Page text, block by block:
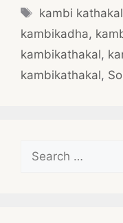
Tags
kambi kathakal
kambikadha,
kambikathakal,
kambikathakal,
Search
for: